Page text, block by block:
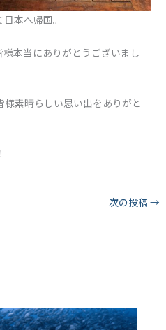
本へ帰国。
本当にありがとうございまし
素晴らしい思い出をありがと
次の投稿 →